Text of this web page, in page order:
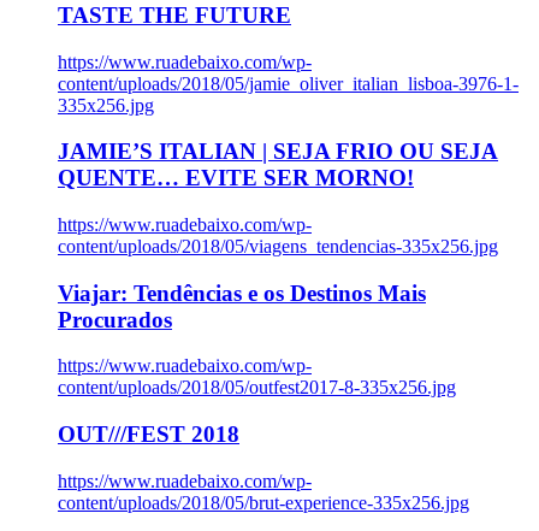
TASTE THE FUTURE
https://www.ruadebaixo.com/wp-
content/uploads/2018/05/jamie_oliver_italian_lisboa-3976-1-
335x256.jpg
JAMIE’S ITALIAN | SEJA FRIO OU SEJA
QUENTE… EVITE SER MORNO!
https://www.ruadebaixo.com/wp-
content/uploads/2018/05/viagens_tendencias-335x256.jpg
Viajar: Tendências e os Destinos Mais
Procurados
https://www.ruadebaixo.com/wp-
content/uploads/2018/05/outfest2017-8-335x256.jpg
OUT///FEST 2018
https://www.ruadebaixo.com/wp-
content/uploads/2018/05/brut-experience-335x256.jpg